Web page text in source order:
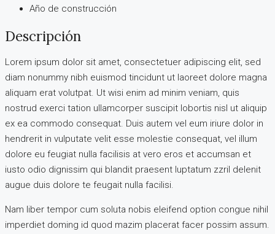
Año de construcción
Descripción
Lorem ipsum dolor sit amet, consectetuer adipiscing elit, sed
diam nonummy nibh euismod tincidunt ut laoreet dolore magna
aliquam erat volutpat. Ut wisi enim ad minim veniam, quis
nostrud exerci tation ullamcorper suscipit lobortis nisl ut aliquip
ex ea commodo consequat. Duis autem vel eum iriure dolor in
hendrerit in vulputate velit esse molestie consequat, vel illum
dolore eu feugiat nulla facilisis at vero eros et accumsan et
iusto odio dignissim qui blandit praesent luptatum zzril delenit
augue duis dolore te feugait nulla facilisi.
Nam liber tempor cum soluta nobis eleifend option congue nihil
imperdiet doming id quod mazim placerat facer possim assum.